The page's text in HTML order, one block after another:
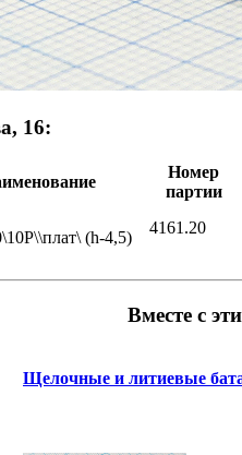
16:
Номер
партии
(h-4,5)
4161.20
Вместе с
Щелочные и литиевые